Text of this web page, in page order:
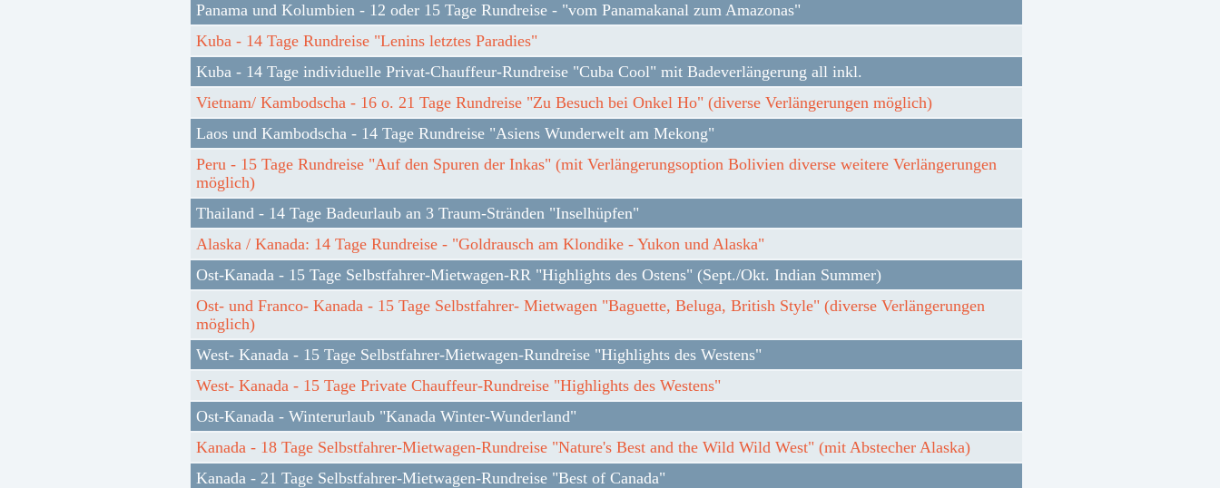
Panama und Kolumbien - 12 oder 15 Tage Rundreise - "vom Panamakanal zum Amazonas"
Kuba - 14 Tage Rundreise "Lenins letztes Paradies"
Kuba - 14 Tage individuelle Privat-Chauffeur-Rundreise "Cuba Cool" mit Badeverlängerung all inkl.
Vietnam/ Kambodscha - 16 o. 21 Tage Rundreise "Zu Besuch bei Onkel Ho" (diverse Verlängerungen möglich)
Laos und Kambodscha - 14 Tage Rundreise "Asiens Wunderwelt am Mekong"
Peru - 15 Tage Rundreise "Auf den Spuren der Inkas" (mit Verlängerungsoption Bolivien diverse weitere Verlängerungen
möglich)
Thailand - 14 Tage Badeurlaub an 3 Traum-Stränden "Inselhüpfen"
Alaska / Kanada: 14 Tage Rundreise - "Goldrausch am Klondike - Yukon und Alaska"
Ost-Kanada - 15 Tage Selbstfahrer-Mietwagen-RR "Highlights des Ostens" (Sept./Okt. Indian Summer)
Ost- und Franco- Kanada - 15 Tage Selbstfahrer- Mietwagen "Baguette, Beluga, British Style" (diverse Verlängerungen
möglich)
West- Kanada - 15 Tage Selbstfahrer-Mietwagen-Rundreise "Highlights des Westens"
West- Kanada - 15 Tage Private Chauffeur-Rundreise "Highlights des Westens"
Ost-Kanada - Winterurlaub "Kanada Winter-Wunderland"
Kanada - 18 Tage Selbstfahrer-Mietwagen-Rundreise "Nature's Best and the Wild Wild West" (mit Abstecher Alaska)
Kanada - 21 Tage Selbstfahrer-Mietwagen-Rundreise "Best of Canada"